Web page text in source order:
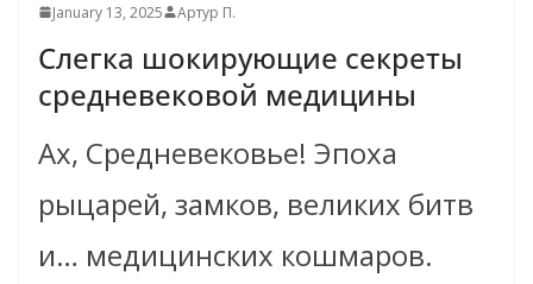
January 13, 2025 Артур П.
Слегка шокирующие секреты
средневековой медицины
Ах, Средневековье! Эпоха
рыцарей, замков, великих битв
и… медицинских кошмаров.